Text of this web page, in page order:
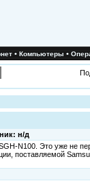
•Компьютеры•
н/д
N100. Это уже не
поставляемой